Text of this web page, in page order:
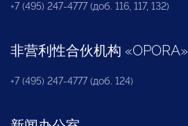
+7 (495) 247-4777 (доб. 116, 117, 132)
非营利性合伙机构 «OPORA»
+7 (495) 247-4777 (доб. 124)